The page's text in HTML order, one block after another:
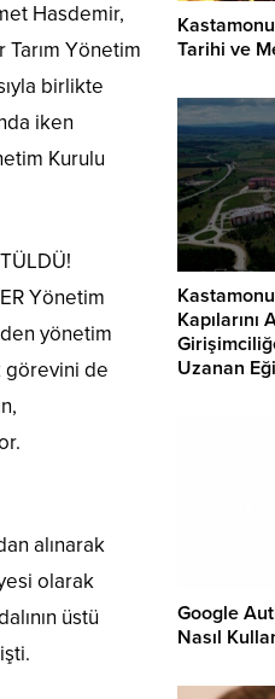
Hasdemir,
Tarım Yönetim
birlikte
iken
Kurulu
Yönetim
yönetim
görevini de
alınarak
olarak
üstü
Tarihi ve
Kapılarını
Uzanan
Google
Nasıl